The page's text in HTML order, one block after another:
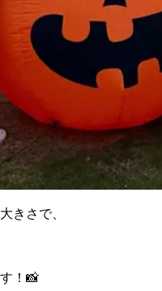
きさで、
！📸